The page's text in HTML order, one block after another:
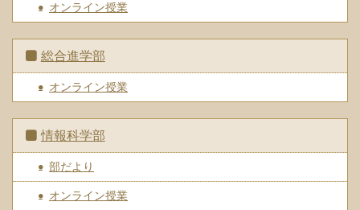
オンライン授業
総合進学部
オンライン授業
情報科学部
部だより
オンライン授業